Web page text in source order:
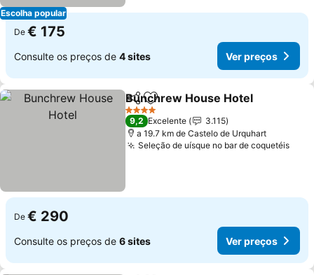
Escolha popular
De € 175
Consulte os preços de 4 sites Ver preços
PartilharAdicionar aos favoritos
Bunchrew House Hotel
4 Estrelas
9,2 Excelente
3.115
a 19.7 km de Castelo de Urquhart
Seleção de uísque no bar de coquetéisVer
De € 290
Consulte os preços de 6 sites Ver preços